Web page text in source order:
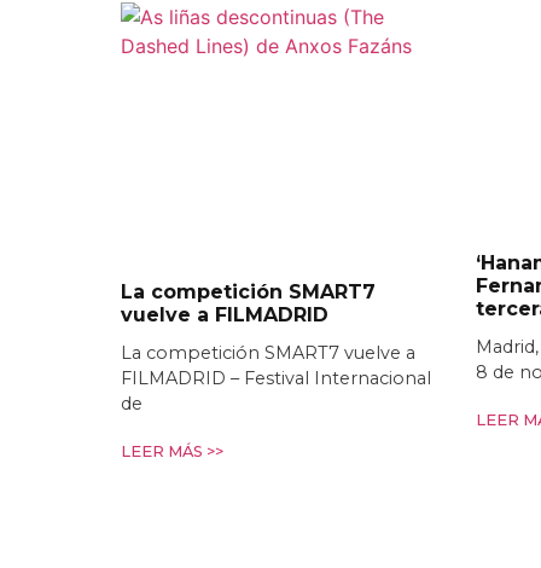
La competición SMART7
vuelve a FILMADRID
La competición SMART7 vuelve a
FILMADRID – Festival Internacional
de
LEER MÁS >>
8 de
LEER